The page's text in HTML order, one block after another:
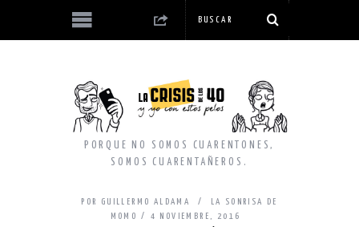
PORQUE NO SOMOS CUARENTONES,
SOMOS CUARENTAÑEROS.
POR GUILLERMO ALDAMA
LA SONRISA DE
MOMO
4 NOVIEMBRE, 2016